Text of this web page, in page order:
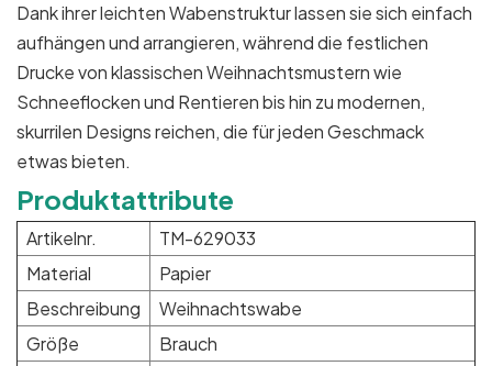
Dank ihrer leichten Wabenstruktur lassen sie sich einfach
aufhängen und arrangieren, während die festlichen
Drucke von klassischen Weihnachtsmustern wie
Schneeflocken und Rentieren bis hin zu modernen,
skurrilen Designs reichen, die für jeden Geschmack
etwas bieten.
Produktattribute
Artikelnr.
TM-629033
Material
Papier
Beschreibung
Weihnachtswabe
Größe
Brauch